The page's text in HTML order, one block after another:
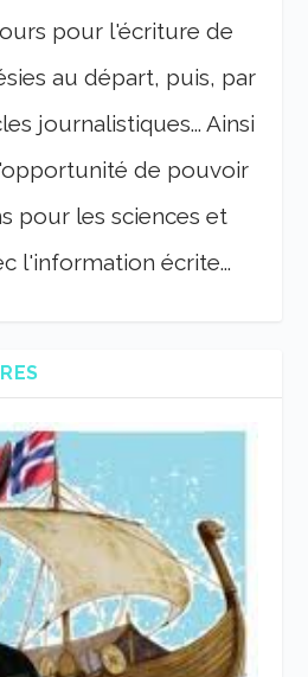
pour l'écriture de
au départ, puis, par
journalistiques... Ainsi
de pouvoir
pour les sciences et
l'information écrite...